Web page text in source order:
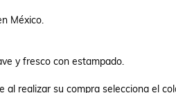
México.
y fresco con estampado.
al realizar su compra selecciona el